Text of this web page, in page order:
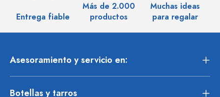
Entrega fiable
Más de 2.000
productos
Muchas ideas
para regalar
Asesoramiento y servicio en:
Botellas y tarros